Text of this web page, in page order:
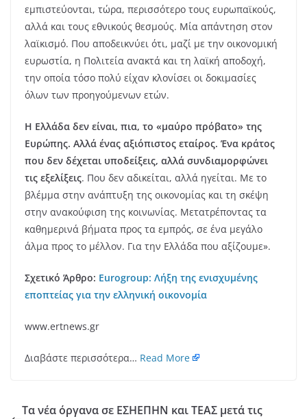
εμπιστεύονται, τώρα, περισσότερο τους ευρωπαϊκούς,
αλλά και τους εθνικούς θεσμούς. Μία απάντηση στον
λαϊκισμό. Που αποδεικνύει ότι, μαζί με την οικονομική
ευρωστία, η Πολιτεία ανακτά και τη λαϊκή αποδοχή,
την οποία τόσο πολύ είχαν κλονίσει οι δοκιμασίες
όλων των προηγούμενων ετών.
Η Ελλάδα δεν είναι, πια, το «μαύρο πρόβατο» της
Ευρώπης. Αλλά ένας αξιόπιστος εταίρος. Ένα κράτος
που δεν δέχεται υποδείξεις, αλλά συνδιαμορφώνει
τις εξελίξεις. Που δεν αδικείται, αλλά ηγείται. Με το
βλέμμα στην ανάπτυξη της οικονομίας και τη σκέψη
στην ανακούφιση της κοινωνίας. Μετατρέποντας τα
καθημερινά βήματα προς τα εμπρός, σε ένα μεγάλο
άλμα προς το μέλλον. Για την Ελλάδα που αξίζουμε».
Σχετικό Άρθρο: Eurogroup: Λήξη της ενισχυμένης
εποπτείας για την ελληνική οικονομία
www.ertnews.gr
Διαβάστε περισσότερα… Read More
Τα νέα όργανα σε ΕΣΗΕΠΗΝ και ΤΕΑΣ μετά τις